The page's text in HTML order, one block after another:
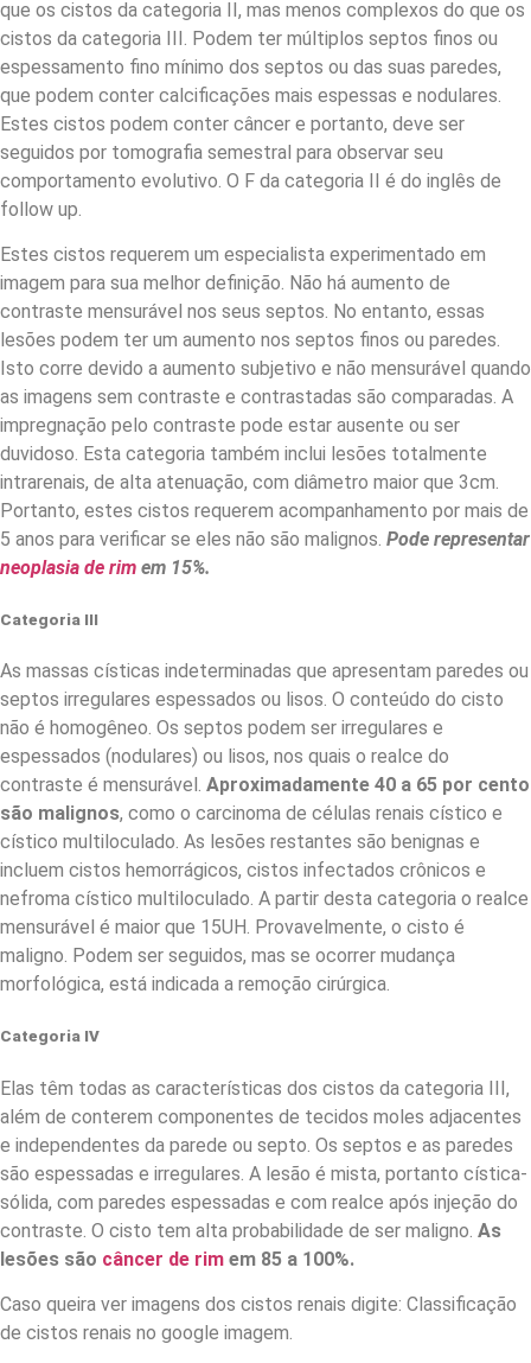
que os cistos da categoria II, mas menos complexos do que os
cistos da categoria III. Podem ter múltiplos septos finos ou
espessamento fino mínimo dos septos ou das suas paredes,
que podem conter calcificações mais espessas e nodulares.
Estes cistos podem conter câncer e portanto, deve ser
seguidos por tomografia semestral para observar seu
comportamento evolutivo. O F da categoria II é do inglês de
follow up.
Estes cistos requerem um especialista experimentado em
imagem para sua melhor definição. Não há aumento de
contraste mensurável nos seus septos. No entanto, essas
lesões podem ter um aumento nos septos finos ou paredes.
Isto corre devido a aumento subjetivo e não mensurável quando
as imagens sem contraste e contrastadas são comparadas. A
impregnação pelo contraste pode estar ausente ou ser
duvidoso. Esta categoria também inclui lesões totalmente
intrarenais, de alta atenuação, com diâmetro maior que 3cm.
Portanto, estes cistos requerem acompanhamento por mais de
5 anos para verificar se eles não são malignos. Pode representar
neoplasia de rim em 15%.
Categoria III
As massas císticas indeterminadas que apresentam paredes ou
septos irregulares espessados ou lisos. O conteúdo do cisto
não é homogêneo. Os septos podem ser irregulares e
espessados (nodulares) ou lisos, nos quais o realce do
contraste é mensurável. Aproximadamente 40 a 65 por cento
são malignos, como o carcinoma de células renais cístico e
cístico multiloculado. As lesões restantes são benignas e
incluem cistos hemorrágicos, cistos infectados crônicos e
nefroma cístico multiloculado. A partir desta categoria o realce
mensurável é maior que 15UH. Provavelmente, o cisto é
maligno. Podem ser seguidos, mas se ocorrer mudança
morfológica, está indicada a remoção cirúrgica.
Categoria IV
Elas têm todas as características dos cistos da categoria III,
além de conterem componentes de tecidos moles adjacentes
e independentes da parede ou septo. Os septos e as paredes
são espessadas e irregulares. A lesão é mista, portanto cística-
sólida, com paredes espessadas e com realce após injeção do
contraste. O cisto tem alta probabilidade de ser maligno. As
lesões são câncer de rim em 85 a 100%.
Caso queira ver imagens dos cistos renais digite: Classificação
de cistos renais no google imagem.